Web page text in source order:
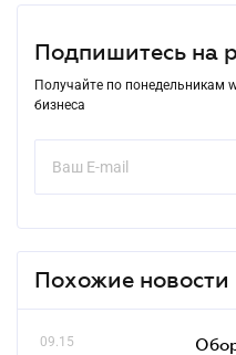
Подпишитесь на
Получайте по понедельникам
бизнеса
Похожие новости
09.15